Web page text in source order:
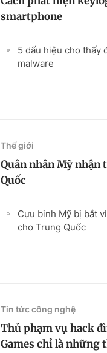
smartphone
5 dấu hiệu cho thấy
malware
Thế giới
Quân nhân Mỹ
Quốc
Cựu binh Mỹ bị bắt
cho Trung Quốc
Tin tức công nghệ
Thủ phạm vụ hack
Games chỉ là những